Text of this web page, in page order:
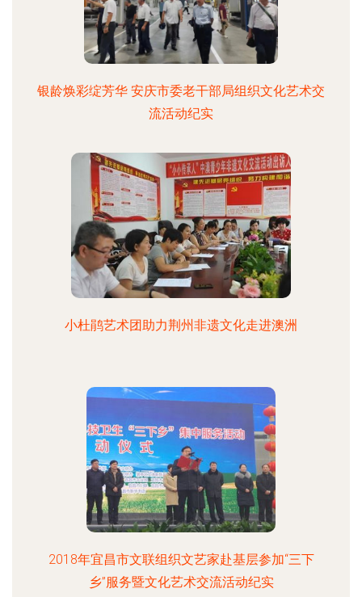
银龄焕彩绽芳华 安庆市委老干部局组织文化艺术交
流活动纪实
小杜鹃艺术团助力荆州非遗文化走进澳洲
2018年宜昌市文联组织文艺家赴基层参加“三下
乡”服务暨文化艺术交流活动纪实